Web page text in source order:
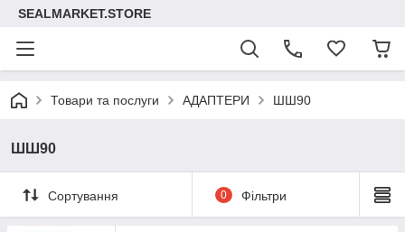
SEALMARKET.STORE
Товари та послуги АДАПТЕРИ ШШ90
ШШ90
Сортування 0 Фільтри